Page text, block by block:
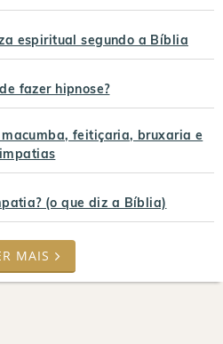
espiritual segundo a Bíblia
fazer hipnose?
feitiçaria, bruxaria e
(o que diz a Bíblia)
MAIS